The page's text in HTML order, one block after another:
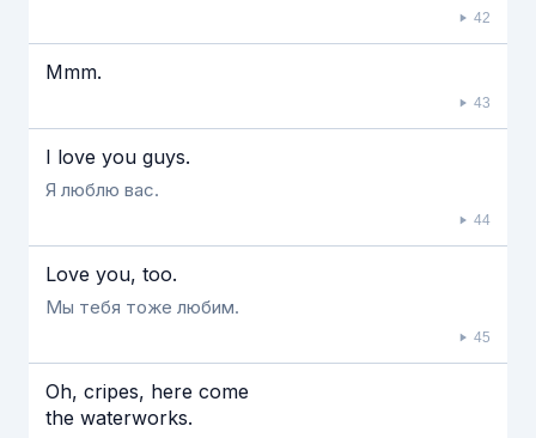
42
Mmm.
43
I love you guys.
Я люблю вас.
44
Love you, too.
Мы тебя тоже любим.
45
Oh, cripes, here come
the waterworks.